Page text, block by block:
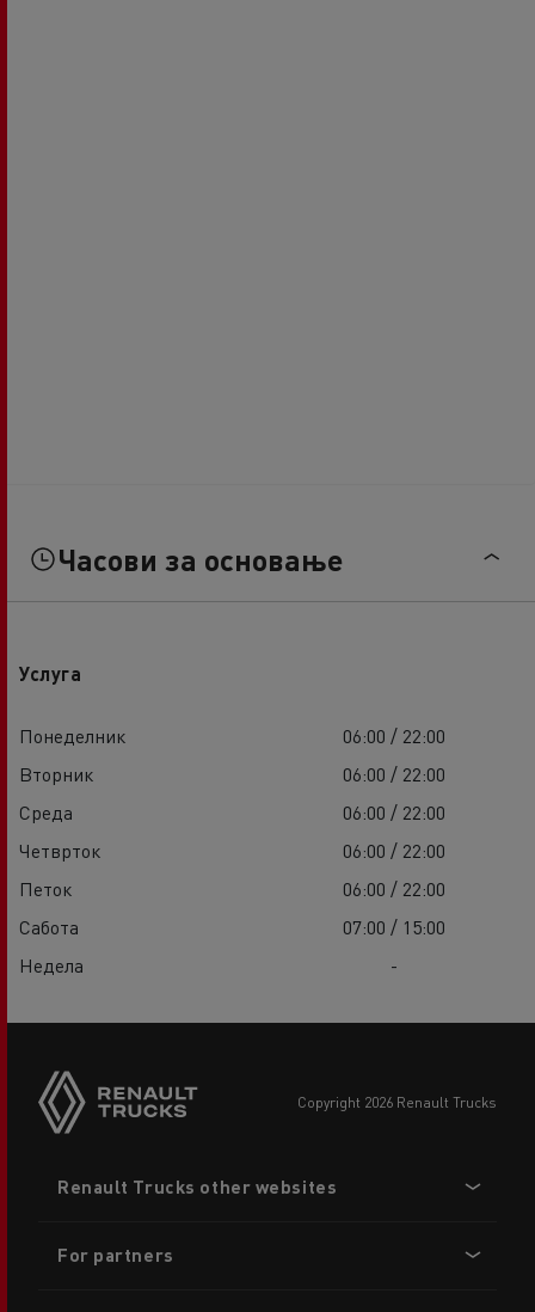
Часови за основање
Услуга
Понеделник
06:00 / 22:00
Вторник
06:00 / 22:00
Среда
06:00 / 22:00
Четврток
06:00 / 22:00
Петок
06:00 / 22:00
Сабота
07:00 / 15:00
Недела
-
copyright 2026 Renault Trucks
menu
Renault Trucks other websites
For partners